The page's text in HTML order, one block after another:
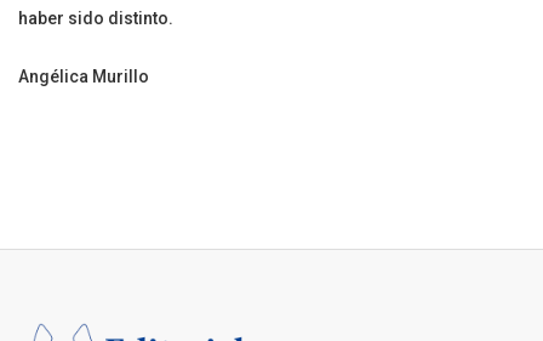
haber sido distinto.
Angélica Murillo